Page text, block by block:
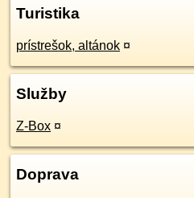
Turistika
prístrešok, altánok ¤
Služby
Z-Box ¤
Doprava